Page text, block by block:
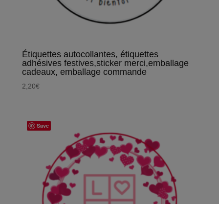
Étiquettes autocollantes, étiquettes
adhésives festives,sticker merci,emballage
cadeaux, emballage commande
2,20€
Save